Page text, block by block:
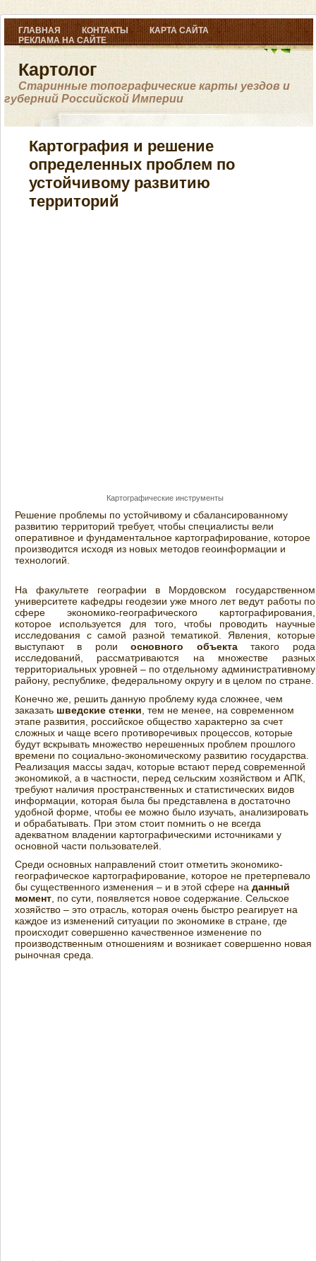
ГЛАВНАЯ КОНТАКТЫ
КАРТА САЙТА
РЕКЛАМА НА САЙТЕ
Картолог
Старинные топографические карты уездов и
губерний Российской Империи
Картография и решение
определенных проблем по
устойчивому развитию
территорий
Картографические инструменты
Решение проблемы по устойчивому и сбалансированному
развитию территорий требует, чтобы специалисты вели
оперативное и фундаментальное картографирование, которое
производится исходя из новых методов геоинформации и
технологий.
На факультете географии в Мордовском государственном
университете кафедры геодезии уже много лет ведут работы по
сфере экономико-географического картографирования,
которое используется для того, чтобы проводить научные
исследования с самой разной тематикой. Явления, которые
выступают в ролиосновного объектатакого рода
исследований, рассматриваются на множестве разных
территориальных уровней – по отдельному административному
району, республике, федеральному округу и в целом по стране.
Конечно же, решить данную проблему куда сложнее, чем
заказать шведские стенки , тем не менее, на современном
этапе развития, российское общество характерно за счет
сложных и чаще всего противоречивых процессов, которые
будут вскрывать множество нерешенных проблем прошлого
времени по социально-экономическому развитию государства.
Реализация массы задач, которые встают перед современной
экономикой, а в частности, перед сельским хозяйством и АПК,
требуют наличия пространственных и статистических видов
информации, которая была бы представлена в достаточно
удобной форме, чтобы ее можно было изучать, анализировать
и обрабатывать. При этом стоит помнить о не всегда
адекватном владении картографическими источниками у
основной части пользователей.
Среди основных направлений стоит отметить экономико-
географическое картографирование, которое не претерпевало
бы существенного изменения – и в этой сфере на данный
момент , по сути, появляется новое содержание. Сельское
хозяйство – это отрасль, которая очень быстро реагирует на
каждое из изменений ситуации по экономике в стране, где
происходит совершенно качественное изменение по
производственным отношениям и возникает совершенно новая
рыночная среда.